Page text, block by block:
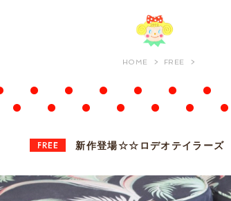
HOME FREE
FREE 新作登場☆☆ロデオテイラーズ